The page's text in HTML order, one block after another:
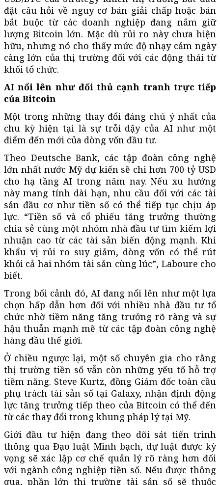
đặt câu hỏi về nguy cơ bán giải chấp hoặc bán
bắt buộc từ các doanh nghiệp đang nắm giữ
lượng Bitcoin lớn. Mặc dù rủi ro này chưa hiện
hữu, nhưng nó cho thấy mức độ nhạy cảm ngày
càng lớn của thị trường đối với các động thái từ
khối tổ chức.
AI nổi lên như đối thủ cạnh tranh trực tiếp
của Bitcoin
Một trong những thay đổi đáng chú ý nhất của
chu kỳ hiện tại là sự trỗi dậy của AI như một
điểm đến mới của dòng vốn đầu tư.
Theo Deutsche Bank, các tập đoàn công nghệ
lớn nhất nước Mỹ dự kiến sẽ chi hơn 700 tỷ USD
cho hạ tầng AI trong năm nay. Nếu xu hướng
này mang tính dài hạn, nhu cầu đối với các tài
sản đầu cơ như tiền số có thể tiếp tục chịu áp
lực. “Tiền số và cổ phiếu tăng trưởng thường
chia sẻ cùng một nhóm nhà đầu tư tìm kiếm lợi
nhuận cao từ các tài sản biến động mạnh. Khi
khẩu vị rủi ro suy giảm, dòng vốn có thể rút
khỏi cả hai nhóm tài sản cùng lúc”, Laboure cho
biết.
Trong bối cảnh đó, AI đang nổi lên như một lựa
chọn hấp dẫn hơn đối với nhiều nhà đầu tư tổ
chức nhờ tiềm năng tăng trưởng rõ ràng và sự
hậu thuẫn mạnh mẽ từ các tập đoàn công nghệ
hàng đầu thế giới.
Ở chiều ngược lại, một số chuyên gia cho rằng
thị trường tiền số vẫn còn những yếu tố hỗ trợ
tiềm năng. Steve Kurtz, đồng Giám đốc toàn cầu
phụ trách tài sản số tại Galaxy, nhận định động
lực tăng trưởng tiếp theo của Bitcoin có thể đến
từ các thay đổi trong khung pháp lý tại Mỹ.
Giới đầu tư hiện đang theo dõi sát tiến trình
thông qua Đạo luật Minh bạch, dự luật được kỳ
vọng sẽ xác lập cơ chế quản lý rõ ràng hơn đối
với ngành công nghiệp tiền số. Nếu được thông
qua, phần lớn thị trường tài sản số sẽ thuộc